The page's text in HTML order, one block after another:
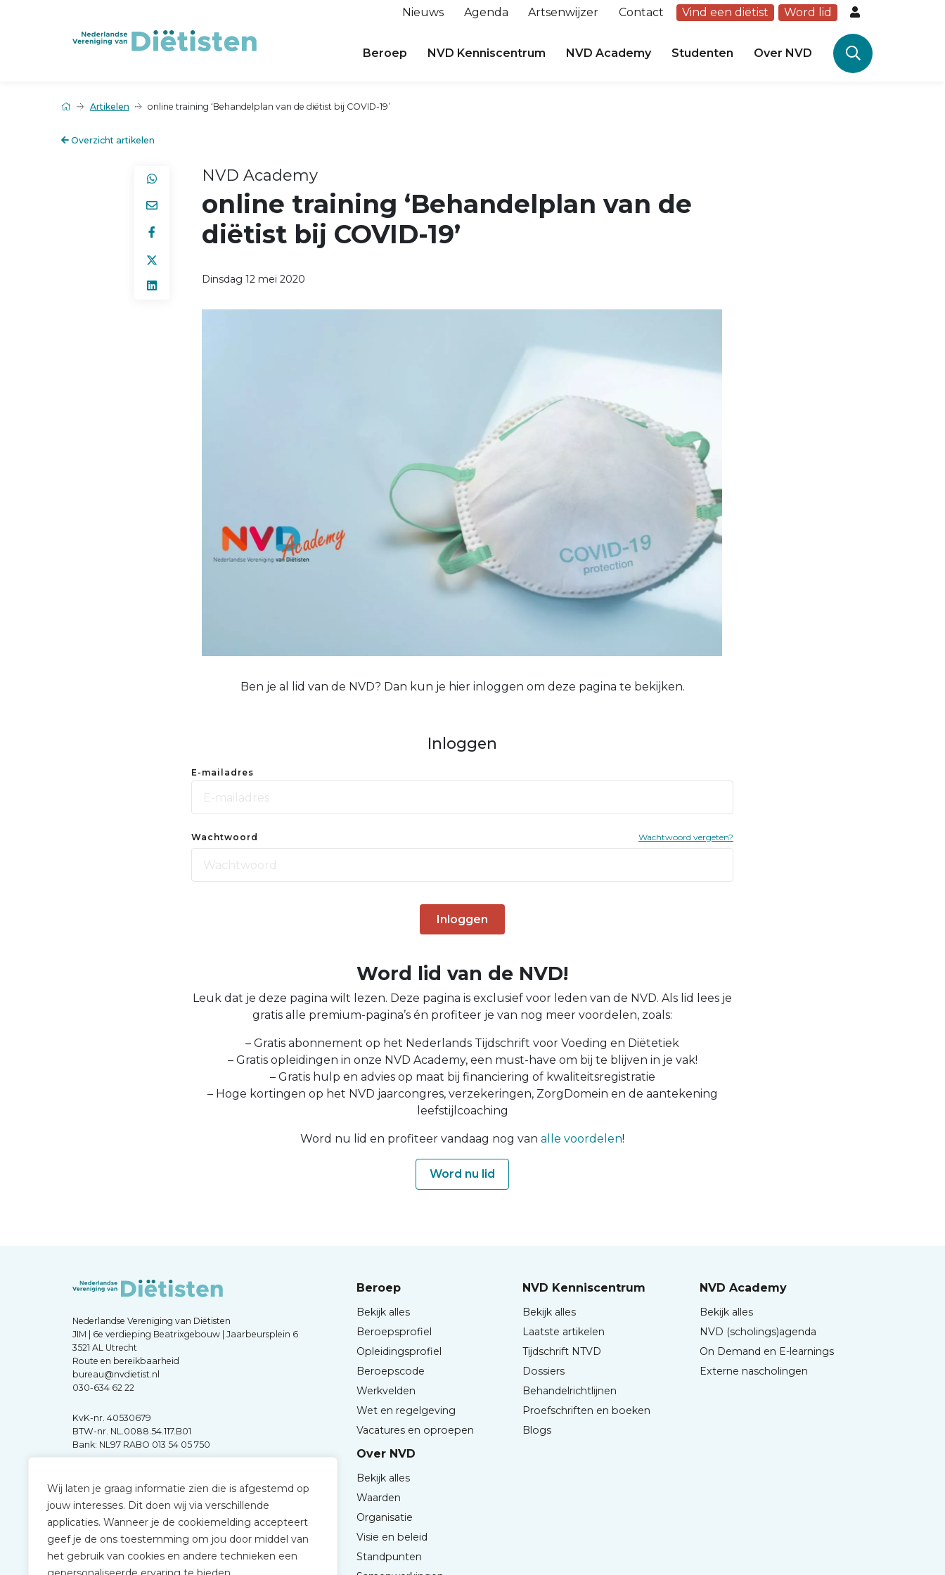
Wij laten je graag informatie zien die is afgestemd op
jouw interesses. Dit doen wij via verschillende
applicaties. Wanneer je de cookiemelding accepteert
geef je de ons toestemming om jou door middel van
het gebruik van cookies en andere technieken een
Nieuws Agenda Artsenwijzer Contact Vind een diëtist Word lid
Beroep NVD Kenniscentrum NVD Academy Studenten Over NVD
Artikelen online training ‘Behandelplan van de diëtist bij COVID-19’
Overzicht artikelen
NVD Academy
online training ‘Behandelplan van de
diëtist bij COVID-19’
Dinsdag 12 mei 2020
Ben je al lid van de NVD? Dan kun je hier inloggen om deze pagina te bekijken.
Inloggen
E-mailadres
Wachtwoord Wachtwoord vergeten?
Inloggen
Word lid van de NVD!
Leuk dat je deze pagina wilt lezen. Deze pagina is exclusief voor leden van de NVD. Als lid lees je
gratis alle premium-pagina’s én profiteer je van nog meer voordelen, zoals:
– Gratis abonnement op het Nederlands Tijdschrift voor Voeding en Diëtetiek
– Gratis opleidingen in onze NVD Academy, een must-have om bij te blijven in je vak!
– Gratis hulp en advies op maat bij financiering of kwaliteitsregistratie
– Hoge kortingen op het NVD jaarcongres, verzekeringen, ZorgDomein en de aantekening
leefstijlcoaching
Word nu lid en profiteer vandaag nog van alle voordelen!
Word nu lid
Nederlandse Vereniging van Diëtisten
JIM | 6e verdieping Beatrixgebouw | Jaarbeursplein 6
3521 AL Utrecht
Route en bereikbaarheid
bureau@nvdietist.nl
030-634 62 22
KvK-nr. 40530679
BTW-nr. NL.0088.54.117.B01
Bank: NL97 RABO 013 54 05 750
Beroep
Bekijk alles
Beroepsprofiel
Opleidingsprofiel
Beroepscode
Werkvelden
Wet en regelgeving
Vacatures en oproepen
NVD Kenniscentrum
Bekijk alles
Laatste artikelen
Tijdschrift NTVD
Dossiers
Behandelrichtlijnen
Proefschriften en boeken
Blogs
NVD Academy
Bekijk alles
NVD (scholings)agenda
On Demand en E-learnings
Externe nascholingen
Over NVD
Bekijk alles
Waarden
Organisatie
Visie en beleid
Standpunten